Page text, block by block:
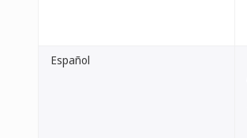
Español